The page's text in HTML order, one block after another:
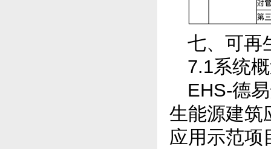
七、可再
7.1系统
EHS-德
生能源建筑
应用示范项